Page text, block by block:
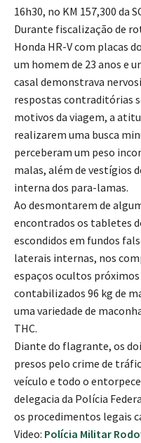
16h30, no KM 157,300 da
Durante fiscalização de
Honda HR-V com placas
um homem de 23 anos e
casal demonstrava
respostas contraditórias
motivos da viagem, a
realizarem uma busca
perceberam um peso
malas, além de vestígios
interna dos para-lamas.
Ao desmontarem de
encontrados os tabletes
escondidos em fundos
laterais internas, nos
espaços ocultos
contabilizados 96 kg de
uma variedade de
THC.
Diante do flagrante, os
presos pelo crime de
veículo e todo o
delegacia da Polícia
os procedimentos legais
Video: Polícia Militar